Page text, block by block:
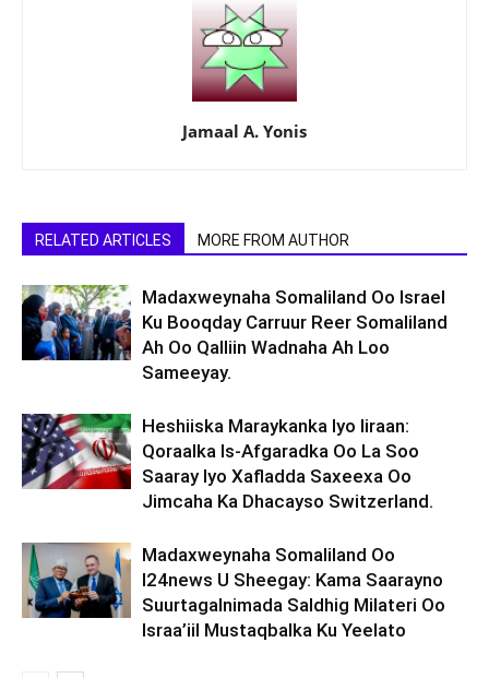
Jamaal A. Yonis
RELATED ARTICLES MORE FROM AUTHOR
Madaxweynaha Somaliland Oo Israel
Ku Booqday Carruur Reer Somaliland
Ah Oo Qalliin Wadnaha Ah Loo
Sameeyay.
Heshiiska Maraykanka Iyo Iiraan:
Qoraalka Is-Afgaradka Oo La Soo
Saaray Iyo Xafladda Saxeexa Oo
Jimcaha Ka Dhacayso Switzerland.
Madaxweynaha Somaliland Oo
I24news U Sheegay: Kama Saarayno
Suurtagalnimada Saldhig Milateri Oo
Israa’iil Mustaqbalka Ku Yeelato